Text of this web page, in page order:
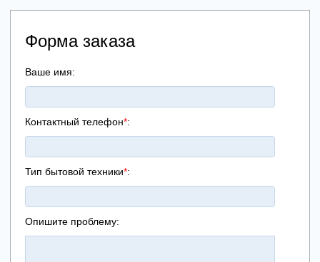
Форма заказа
Ваше имя:
Контактный телефон*:
Тип бытовой техники*:
Опишите проблему: